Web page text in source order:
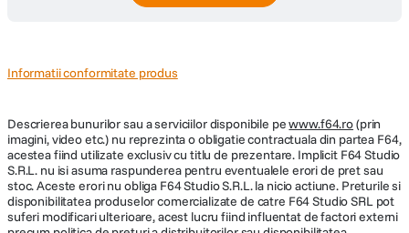
iluminare.
Sursa de lumina LED ecologica
Mai sigura si mai prietenoasa cu mediul, sursa de lumina LED fara mercur
contribuie la reducerea impactului asupra mediului si la diminuarea
deseurilor generate, oferind in acelasi timp o durata de viata extinsa si
eficienta energetica ridicata.
Informatii conformitate produs
Descrierea bunurilor sau a serviciilor disponibile pewww.f64.ro(prin
imagini, video etc.) nu reprezinta o obligatie contractuala din partea F64,
acestea fiind utilizate exclusiv cu titlu de prezentare. Implicit F64 Studio
S.R.L. nu isi asuma raspunderea pentru eventualele erori de pret sau
stoc. Aceste erori nu obliga F64 Studio S.R.L. la nicio actiune. Preturile si
disponibilitatea produselor comercializate de catre F64 Studio SRL pot
suferi modificari ulterioare, acest lucru fiind influentat de factori externi